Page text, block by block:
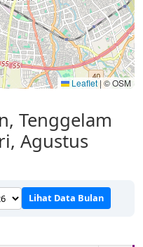
Leaflet| © OSM
Tenggelam
Agustus
Lihat Data Bulan